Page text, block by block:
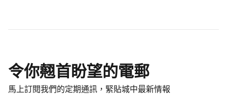
令你翹首盼望的電郵
馬上訂閱我們的定期通訊，緊貼城中最新情報